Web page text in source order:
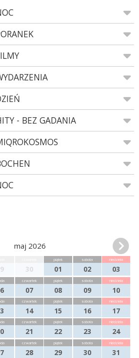
- BEZ GADANIA
maj 2026
30
piątek
01
sobota
02
niedziela
03
czwartek
07
piątek
08
sobota
09
niedziela
10
czwartek
14
piątek
15
sobota
16
niedziela
17
czwartek
21
piątek
22
sobota
23
niedziela
24
czwartek
28
piątek
29
sobota
30
niedziela
31